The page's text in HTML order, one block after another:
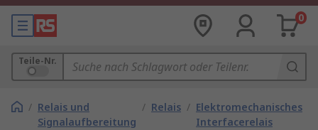
0
Teile-Nr.
/ Relais und
Signalaufbereitung
/ Relais / Elektromechanisches
Interfacerelais